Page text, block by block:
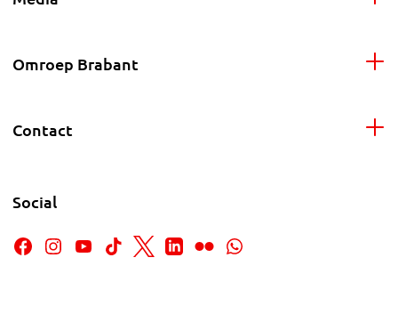
Omroep Brabant
Contact
Social